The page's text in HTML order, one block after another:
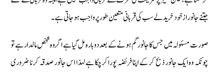
جتنے جانور از خود خرید لے سب کی قربانی متعین طور پر واجب ہوجاتی ہے۔
صورت مسئولہ میں جس کا جانور گم ہونے کے بعد دوبارہ مل گیا ہے اگر وہ شخص مالدار ہے تو
چونکہ وہ ایک جانور ذبح کر کے اپنا فریضہ پورا کرچکا ہے لہذا اس جانور صدقہ کرنا ضروری